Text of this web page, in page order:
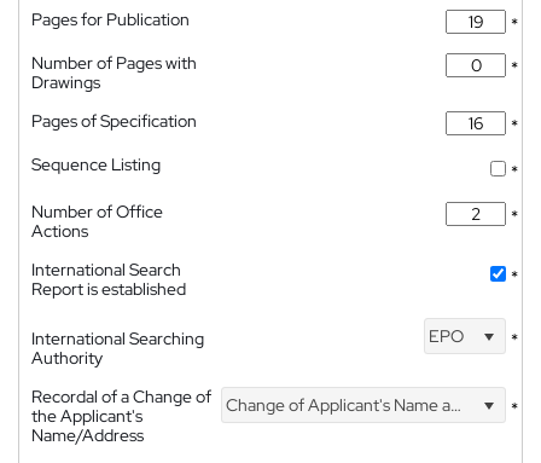
Pages for Publication
*
Number of Pages with
Drawings
*
Pages of Specification
*
Sequence Listing
*
Number of Office
Actions
*
International Search
Report is established
*
International Searching
Authority
EPO *
Recordal of a Change of
the Applicant's
Name/Address
Change of Applicant's Name and Address *